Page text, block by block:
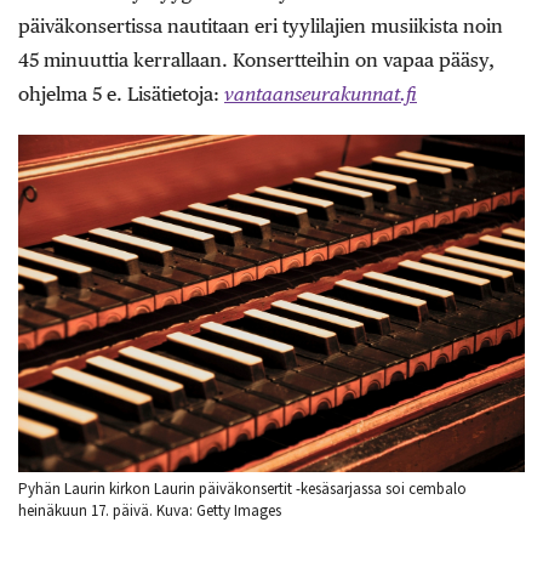
päiväkonsertissa nautitaan eri tyylilajien musiikista noin
45 minuuttia kerrallaan. Konsertteihin on vapaa pääsy,
ohjelma 5 e. Lisätietoja: vantaanseurakunnat.fi
Pyhän Laurin kirkon Laurin päiväkonsertit -kesäsarjassa soi cembalo
heinäkuun 17. päivä. Kuva: Getty Images